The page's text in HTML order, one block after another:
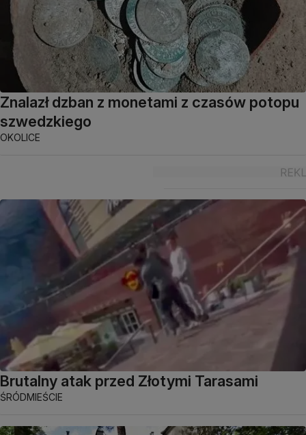
Znalazł dzban z monetami z czasów potopu
szwedzkiego
OKOLICE
Brutalny atak przed Złotymi Tarasami
ŚRÓDMIEŚCIE